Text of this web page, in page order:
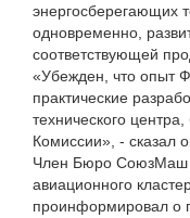
энергосберегающих
одновременно,
соответствующей
«Убежден, что опыт
практические
технического
Комиссии», - сказал
Член Бюро СоюзМаш
авиационного
проинформировал о